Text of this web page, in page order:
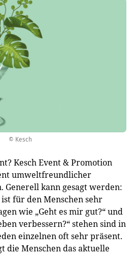
© Kesch
Kesch Event & Promotion
umweltfreundlicher
Generell kann gesagt werden:
für den Menschen sehr
wie „Geht es mir gut?“ und
verbessern?“ stehen sind in
einzelnen oft sehr präsent.
die Menschen das aktuelle